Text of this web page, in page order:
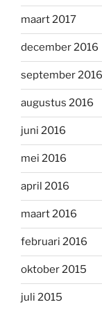
maart 2017
december 2016
september 2016
augustus 2016
juni 2016
mei 2016
april 2016
maart 2016
februari 2016
oktober 2015
juli 2015